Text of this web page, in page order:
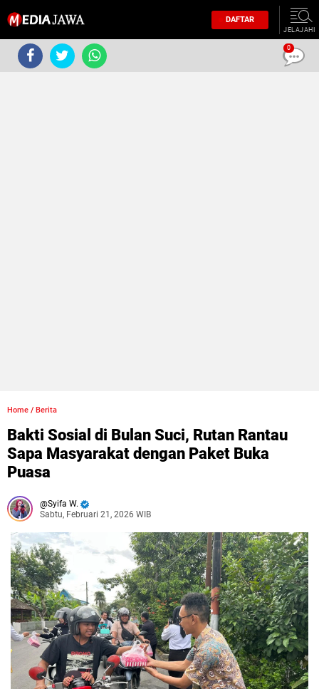
DAFTAR
JELAJAHI
Home / Berita
Bakti Sosial di Bulan Suci, Rutan Rantau
Sapa Masyarakat dengan Paket Buka
Puasa
Syifa W.
Sabtu, Februari 21, 2026 WIB
0